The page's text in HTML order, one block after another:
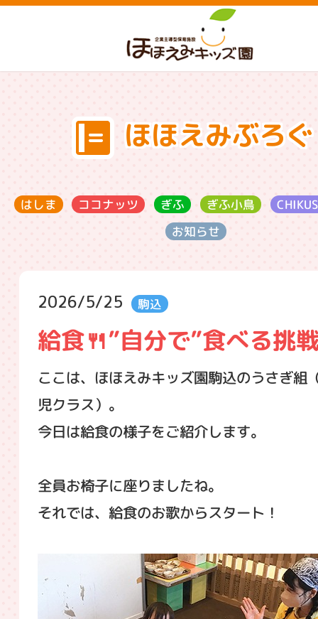
ほほえみぶろぐ
はしま ココナッツ ぎふ ぎふ小鳥
お知らせ
2026/5/25 駒込
給食🍴”自分で”食べる挑
ここは、ほほえみキッズ園駒込のうさぎ組
児クラス）。
今日は給食の様子をご紹介します。
全員お椅子に座りましたね。
それでは、給食のお歌からスタート！